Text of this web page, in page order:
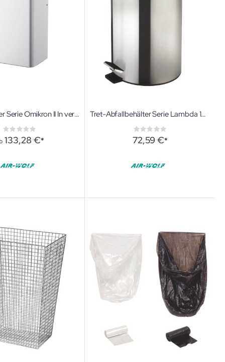
Abfallbehälter Serie Omikron II In verschiedenen Farben
Rating:
0%
133,28 €
Tret-Abfallbehälter Serie Lambda 12 l In verschiedenen Farben
Rating:
0%
72,59 €